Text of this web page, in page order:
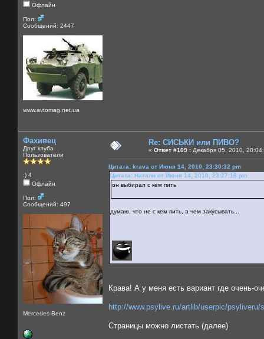
Офлайн
Пол:
Сообщений: 2447
www.avtomag.net.ua
Фахивец
Друг клуба
Пользователи
:) 4
Офлайн
Пол:
Сообщений: 497
Mercedes-Benz
Re: СИСЬКИ или ПИВО?
« Ответ #109 : Декабря 05, 2010,
Цитата: krava от Июня 14, 2010, 23:30:32 pm
Цитата: Натали от Июня 14, 2010, 23:27:18 pm
он выбирал с кем пить
думаю, что не с кем пить, а чем закусывать...
Крава! А у меня есть вариант где очень-
http://www.psylive.ru/artlib/userpic/psyliveru/
Страницы можно листать (далее)